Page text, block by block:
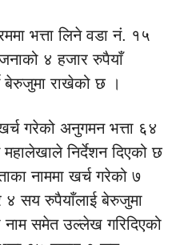
भत्ता लिने वडा नं. १५
४ हजार रुपैयाँ
राखेको छ ।
गरेको अनुगमन भत्ता ६४
निर्देशन दिएको छ
नाममा खर्च गरेको ७
सय रुपैयाँलाई बेरुजुमा
नाम समेत उल्लेख गरिदिएको